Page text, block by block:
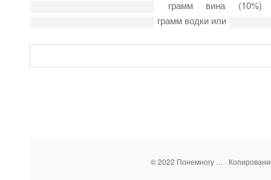
грамм вина
грамм водки или
© 2022 Понемногу … ·